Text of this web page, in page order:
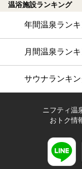
温浴施設ランキング
年間温泉ラン
月間温泉ラン
サウナランキ
ニフティ温
おトク情